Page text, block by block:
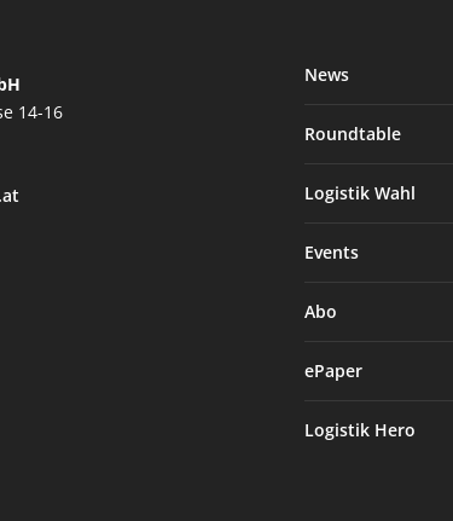
14-16
News
Roundtable
Logistik Wahl
Events
Abo
ePaper
Logistik Hero